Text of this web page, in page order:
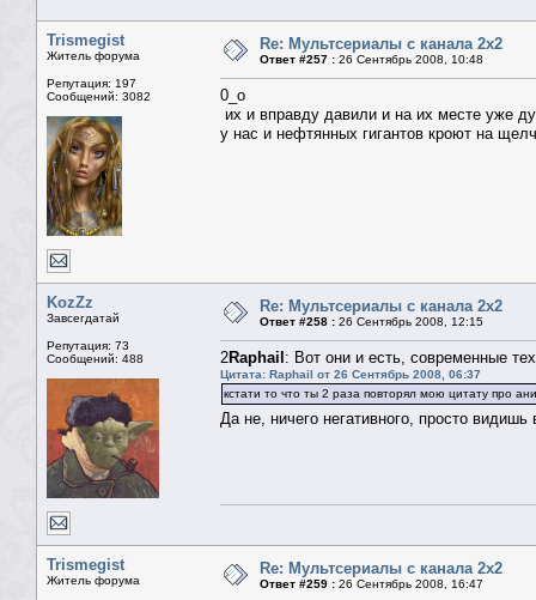
Trismegist
Житель форума
Репутация: 197
Сообщений: 3082
Re: Мультсериалы с канала 2х2
Ответ #257 : 26 Сентябрь 2008, 10:48
0_о
их и вправду давили и на их месте уже
у нас и нефтянных гигантов кроют на
KozZz
Завсегдатай
Репутация: 73
Сообщений: 488
Re: Мультсериалы с канала 2х2
Ответ #258 : 26 Сентябрь 2008, 12:15
2Raphail : Вот они и есть, современные
Цитата: Raphail от 26 Сентябрь 2008, 06:37
кстати то что ты 2 раза повторял мою цитату про
Да не, ничего негативного, просто
Trismegist
Житель форума
Re: Мультсериалы с канала 2х2
Ответ #259 : 26 Сентябрь 2008, 16:47